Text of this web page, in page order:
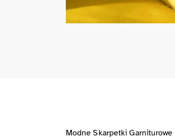
Modne Skarpetki